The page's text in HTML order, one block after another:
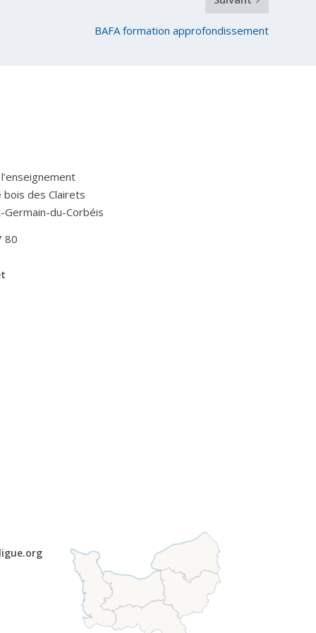
BAFA formation approfondissement
bois des Clairets
Germain-du-Corbéis
80